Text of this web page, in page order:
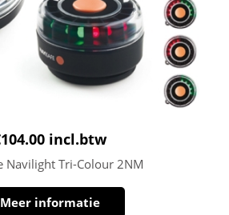
104.00 incl.btw
Navilight Tri-Colour 2NM
Meer informatie